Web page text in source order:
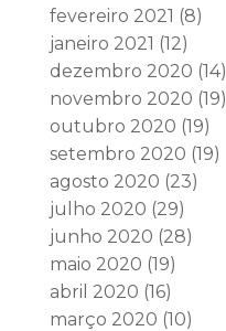
fevereiro 2021 (8)
janeiro 2021 (12)
dezembro 2020 (14)
novembro 2020 (19)
outubro 2020 (19)
setembro 2020 (19)
agosto 2020 (23)
julho 2020 (29)
junho 2020 (28)
maio 2020 (19)
abril 2020 (16)
março 2020 (10)